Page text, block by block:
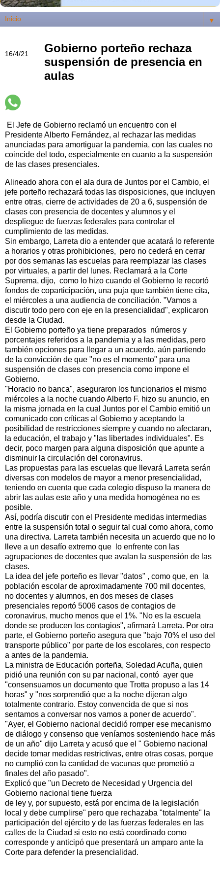
▼
16/4/21
Gobierno porteño rechaza
suspensión de presencia en
aulas
El Jefe de Gobierno reclamó un encuentro con el
Presidente Alberto Fernández, al rechazar las medidas
anunciadas para amortiguar la pandemia, con las cuales no
coincide del todo, especialmente en cuanto a la suspensión
de las clases presenciales.
Alineado ahora con el ala dura de Juntos por el Cambio, el
jefe porteño rechazará todas las disposiciones, que incluyen
entre otras, cierre de actividades de 20 a 6, suspensión de
clases con presencia de docentes y alumnos y el
despliegue de fuerzas federales para controlar el
cumplimiento de las medidas.
Sin embargo, Larreta dio a entender que acatará lo referente
a horarios y otras prohibiciones, pero no cederá en cerrar
por dos semanas las escuelas para reemplazar las clases
por virtuales, a partir del lunes. Reclamará a la Corte
Suprema, dijo, como lo hizo cuando el Gobierno le recortó
fondos de coparticipación, una puja que también tiene cita,
el miércoles a una audiencia de conciliación. "Vamos a
discutir todo pero con eje en la presencialidad", explicaron
desde la Ciudad.
El Gobierno porteño ya tiene preparados números y
porcentajes referidos a la pandemia y a las medidas, pero
también opciones para llegar a un acuerdo, aún partiendo
de la convicción de que "no es el momento" para una
suspensión de clases con presencia como impone el
Gobierno.
"Horacio no banca", aseguraron los funcionarios el mismo
miércoles a la noche cuando Alberto F. hizo su anuncio, en
la misma jornada en la cual Juntos por el Cambio emitió un
comunicado con críticas al Gobierno y aceptando la
posibilidad de restricciones siempre y cuando no afectaran,
la educación, el trabajo y "las libertades individuales". Es
decir, poco margen para alguna disposición que apunte a
disminuir la circulación del coronavirus.
Las propuestas para las escuelas que llevará Larreta serán
diversas con modelos de mayor a menor presencialidad,
teniendo en cuenta que cada colegio dispuso la manera de
abrir las aulas este año y una medida homogénea no es
posible.
Así, podría discutir con el Presidente medidas intermedias
entre la suspensión total o seguir tal cual como ahora, como
una directiva. Larreta también necesita un acuerdo que no lo
lleve a un desafío extremo que lo enfrente con las
agrupaciones de docentes que avalan la suspensión de las
clases.
La idea del jefe porteño es llevar "datos" , como que, en la
población escolar de aproximadamente 700 mil docentes,
no docentes y alumnos, en dos meses de clases
presenciales reportó 5006 casos de contagios de
coronavirus, mucho menos que el 1%. "No es la escuela
donde se producen los contagios", afirmará Larreta. Por otra
parte, el Gobierno porteño asegura que "bajo 70% el uso del
transporte público" por parte de los escolares, con respecto
a antes de la pandemia.
La ministra de Educación porteña, Soledad Acuña, quien
pidió una reunión con su par nacional, contó ayer que
"consensuamos un documento que Trotta propuso a las 14
horas" y "nos sorprendió que a la noche dijeran algo
totalmente contrario. Estoy convencida de que si nos
sentamos a conversar nos vamos a poner de acuerdo".
"Ayer, el Gobierno nacional decidió romper ese mecanismo
de diálogo y consenso que veníamos sosteniendo hace más
de un año" dijo Larreta y acusó que el " Gobierno nacional
decide tomar medidas restrictivas, entre otras cosas, porque
no cumplió con la cantidad de vacunas que prometió a
finales del año pasado".
Explicó que "un Decreto de Necesidad y Urgencia del
Gobierno nacional tiene fuerza
de ley y, por supuesto, está por encima de la legislación
local y debe cumplirse" pero que rechazaba "totalmente" la
participación del ejército y de las fuerzas federales en las
calles de la Ciudad si esto no está coordinado como
corresponde y anticipó que presentará un amparo ante la
Corte para defender la presencialidad.